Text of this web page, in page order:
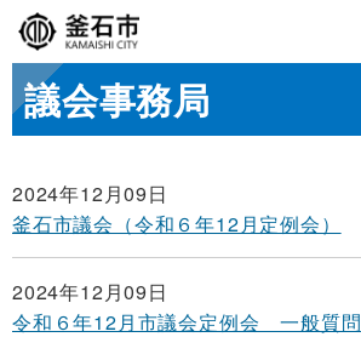
議会事務局
2024年12月09日
釜石市議会（令和６年12月定例会）
2024年12月09日
令和６年12月市議会定例会 一般質問